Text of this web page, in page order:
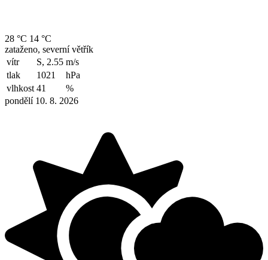
28 °C 14 °C
zataženo, severní větřík
vítr
S, 2.55 m/s
tlak
1021
hPa
vlhkost 41
%
pondělí 10. 8. 2026